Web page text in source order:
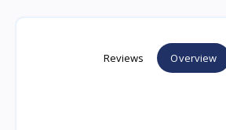
Overview
Reviews